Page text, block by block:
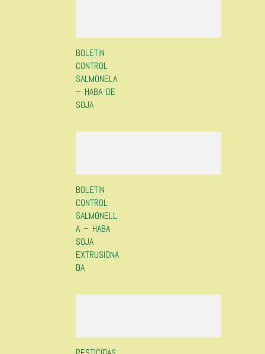
BOLETIN
CONTROL
SALMONELA
– HABA DE
SOJA
BOLETIN
CONTROL
SALMONELL
A – HABA
SOJA
EXTRUSIONA
DA